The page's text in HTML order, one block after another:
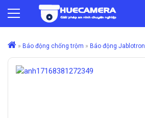
» Báo động chống trộm » Báo động Jablotron